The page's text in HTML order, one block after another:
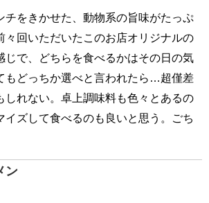
チをきかせた、動物系の旨味がたっぷ
々回いただいたこのお店オリジナルの
じで、どちらを食べるかはその日の気
もどっちか選べと言われたら…超僅差
しれない。卓上調味料も色々とあるの
イズして食べるのも良いと思う。ごち
ン